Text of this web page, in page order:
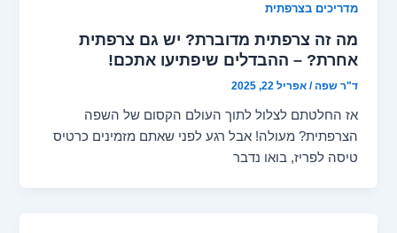
מדריכים בצרפתית
מה זה צרפתית מדוברת? יש גם צרפתית
אחרת? – ההבדלים שיפתיעו אתכם!
ד"ר שפה/אפריל 22, 2025
אז החלטתם לצלול לתוך העולם הקסום של השפה
הצרפתית? מעולה! אבל רגע לפני שאתם מזמינים כרטיס
טיסה לפריז, בואו נדבר